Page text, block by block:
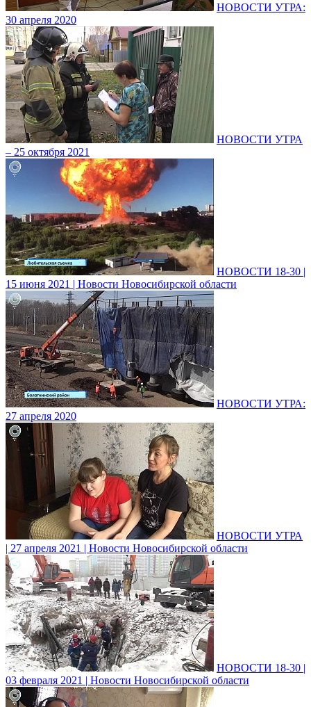
НОВОСТИ УТРА:
30 апреля 2020
НОВОСТИ УТРА
– 25 октября 2021
НОВОСТИ 18-30 |
15 июня 2021 | Новости Новосибирской области
НОВОСТИ УТРА:
27 апреля 2020
НОВОСТИ УТРА
| 27 апреля 2021 | Новости Новосибирской области
НОВОСТИ 18-30 |
03 февраля 2021 | Новости Новосибирской области